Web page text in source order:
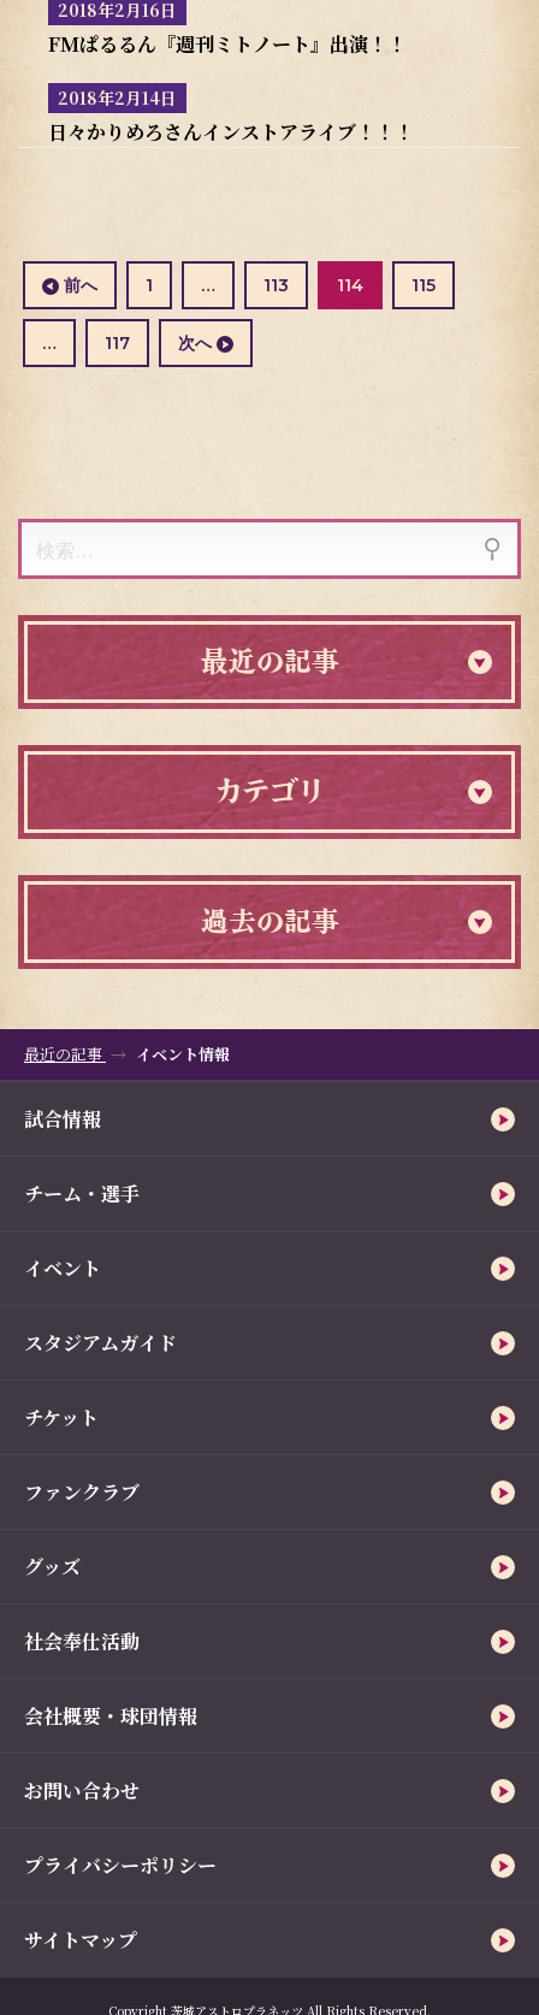
2018年2月16日
FMぱるるん『週刊ミトノート』出演！！
2018年2月14日
日々かりめろさんインストアライブ！！！
ペ
ー
ジ
前へ
固
定
ー
1 …
固
定
113 114
固
定
115
…
固
定
117 次へ
索:
最近の記事
カテゴリ
過去の記事
最近の記事 イベント情報
試合情報
チーム・選手
イベント
スタジアムガイド
チケット
ファンクラブ
グッズ
社会奉仕活動
会社概要・球団情報
お問い合わせ
プライバシーポリシー
サイトマップ
Copyright 茨城アストロプラネッツ All Rights Reserved.